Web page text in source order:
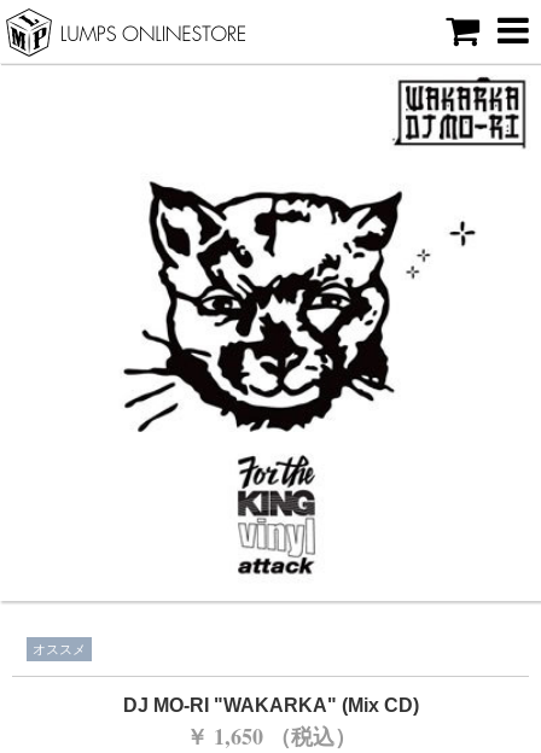
オススメ
DJ MO-RI ‎"WAKARKA" (Mix CD)
￥ 1,650 （税込）